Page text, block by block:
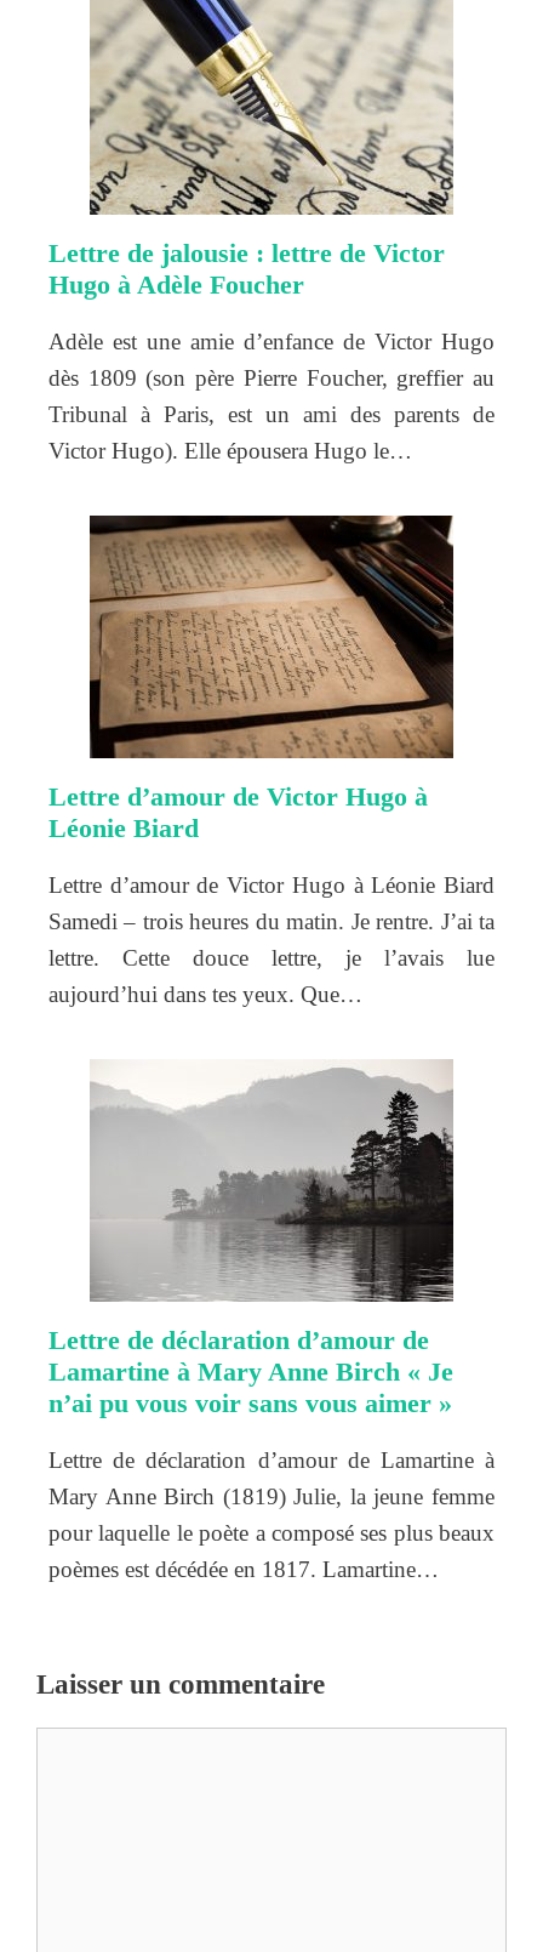
Lettre de jalousie : lettre de Victor
Hugo à Adèle Foucher
Adèle est une amie d’enfance de Victor Hugo
dès 1809 (son père Pierre Foucher, greffier au
Tribunal à Paris, est un ami des parents de
Victor Hugo). Elle épousera Hugo le…
Lettre d’amour de Victor Hugo à
Léonie Biard
Lettre d’amour de Victor Hugo à Léonie Biard
Samedi – trois heures du matin. Je rentre. J’ai ta
lettre. Cette douce lettre, je l’avais lue
aujourd’hui dans tes yeux. Que…
Lettre de déclaration d’amour de
Lamartine à Mary Anne Birch « Je
n’ai pu vous voir sans vous aimer »
Lettre de déclaration d’amour de Lamartine à
Mary Anne Birch (1819) Julie, la jeune femme
pour laquelle le poète a composé ses plus beaux
poèmes est décédée en 1817. Lamartine…
Laisser un commentaire